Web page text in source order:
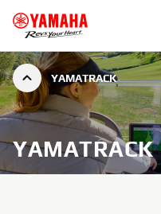
YAMATRACK
YAMATRACK